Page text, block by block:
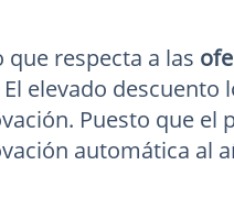
que respecta a las
El elevado
Puesto que el
automática al